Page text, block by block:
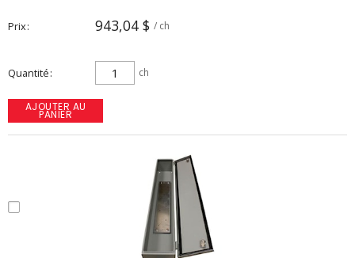
Prix 943,04 $ / ch
Quantité ch
AJOUTER AU
PANIER